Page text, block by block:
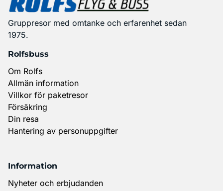
Gruppresor med omtanke och erfarenhet sedan
1975.
Rolfsbuss
Om Rolfs
Allmän information
Villkor för paketresor
Försäkring
Din resa
Hantering av personuppgifter
Information
Nyheter och erbjudanden